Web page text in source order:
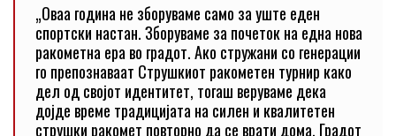
„Оваа година не зборуваме само за уште еден
спортски настан. Зборуваме за почеток на една нова
ракометна ера во градот. Ако стружани со генерации
го препознаваат Струшкиот ракометен турнир како
дел од својот идентитет, тогаш веруваме дека
дојде време традицијата на силен и квалитетен
струшки ракомет повторно да се врати дома. Градот